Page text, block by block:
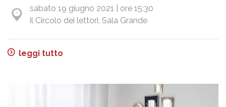
sabato 19 giugno 2021 | ore 15:30
il Circolo dei lettori, Sala Grande
leggi tutto